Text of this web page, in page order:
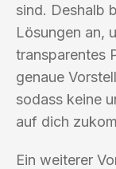
sind. Deshalb
Lösungen an,
transparentes
genaue
sodass keine
auf dich
Ein weiterer